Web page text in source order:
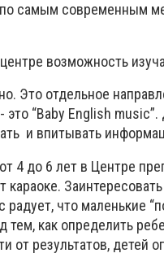
самым современным
возможность
Это отдельное
это “Baby English
и впитывать
4 до 6 лет в Центре
караоке.
радует, что маленькие
тем, как определить
от результатов, детей